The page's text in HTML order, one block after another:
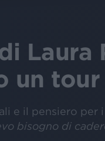
un
e il pensiero per i
bisogno di